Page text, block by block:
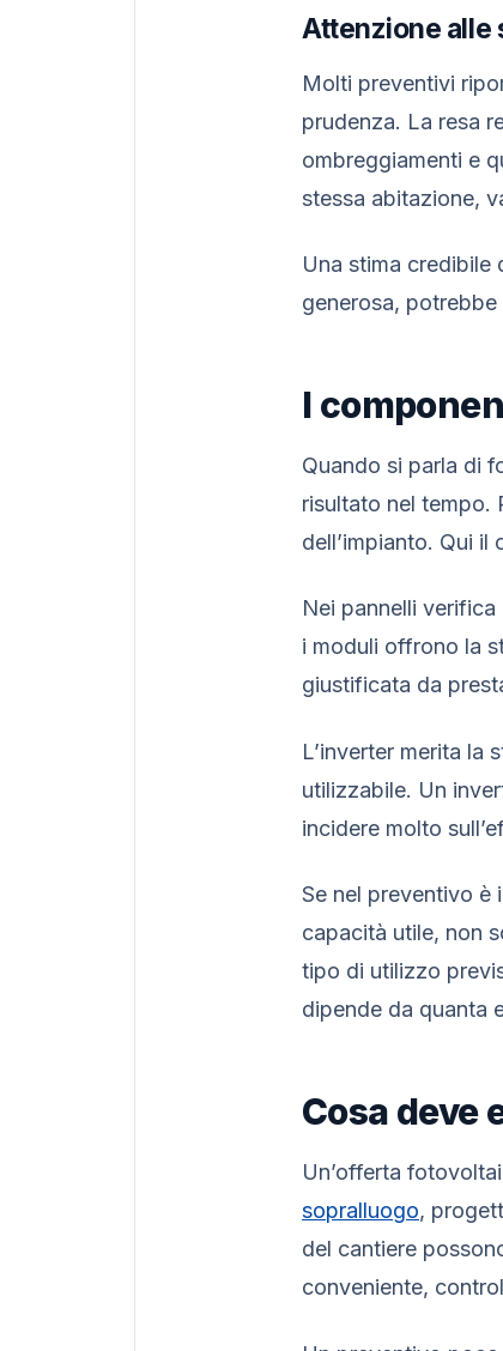
Attenzione
Molti preventivi
prudenza. La resa
ombreggiamenti e
stessa abitazione,
Una stima credibile
generosa,
I
Quando si parla di
risultato nel tempo.
dell’impianto. Qui
Nei pannelli
i moduli offrono la
giustificata da
L’inverter merita la
utilizzabile. Un
incidere molto
Se nel preventivo è
capacità utile, non
tipo di utilizzo
dipende da quanta
Cosa deve
Un’offerta
sopralluogo,
del cantiere
conveniente,